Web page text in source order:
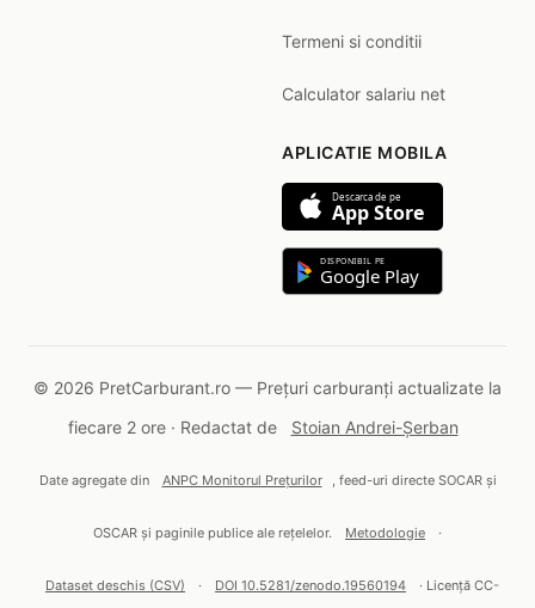
Termeni si conditii
Calculator salariu net
APLICATIE MOBILA
Descarca de pe
App Store
DISPONIBIL PE
Google Play
© 2026 PretCarburant.ro — Prețuri carburanți actualizate la
fiecare 2 ore · Redactat de
Stoian Andrei-Șerban
Date agregate din ANPC Monitorul Prețurilor , feed-uri directe SOCAR și
OSCAR și paginile publice ale rețelelor. Metodologie ·
Dataset deschis (CSV) · DOI 10.5281/zenodo.19560194 · Licență CC-